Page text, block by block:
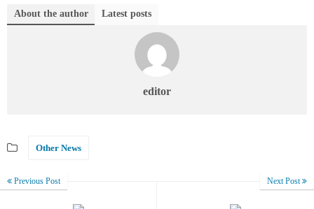
About the author Latest posts
editor
Other News
Previous Post Next Post